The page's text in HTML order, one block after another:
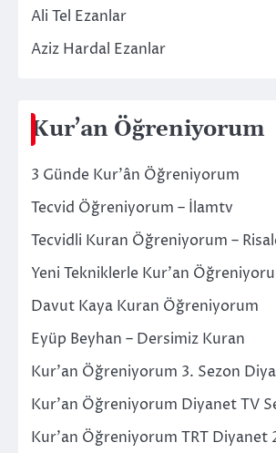
Ali Tel Ezanlar
Aziz Hardal Ezanlar
Kur’an Öğreniyorum
3 Günde Kur’ân Öğreniyorum
Tecvid Öğreniyorum – İlamtv
Tecvidli Kuran Öğreniyorum –
Yeni Tekniklerle Kur’an
Davut Kaya Kuran Öğreniyorum
Eyüp Beyhan – Dersimiz Kuran
Kur’an Öğreniyorum 3. Sezon
Kur’an Öğreniyorum Diyanet TV
Kur’an Öğreniyorum TRT Diyanet